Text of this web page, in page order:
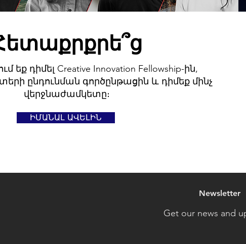
եք դիմել Creative Innovation Fellowship-ին,
ընդունման գործընթացին և դիմեք մինչ
վերջնաժամկետը։
ԻՄԱՆԱԼ ԱՎԵԼԻՆ
Newsletter
Get our news and